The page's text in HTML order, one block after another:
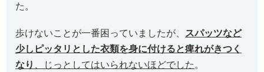
た。
歩けないことが一番困っていましたが、
スパッツなど
少しピッタリとした衣類を身に付けると痺れがきつく
なり
、じっとしてはいられないほどでした 。